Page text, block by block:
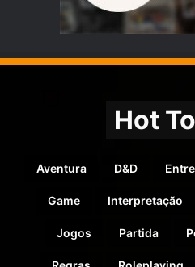
Hot
Aventura D&D
Game Interpretação
Jogos Partida